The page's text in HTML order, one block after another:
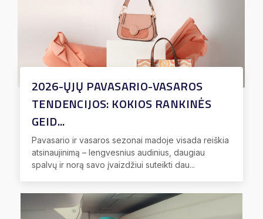
2026-ŲJŲ PAVASARIO-VASAROS
TENDENCIJOS: KOKIOS RANKINĖS
GEID...
Pavasario ir vasaros sezonai madoje visada reiškia
atsinaujinimą – lengvesnius audinius, daugiau
spalvų ir norą savo įvaizdžiui suteikti dau...